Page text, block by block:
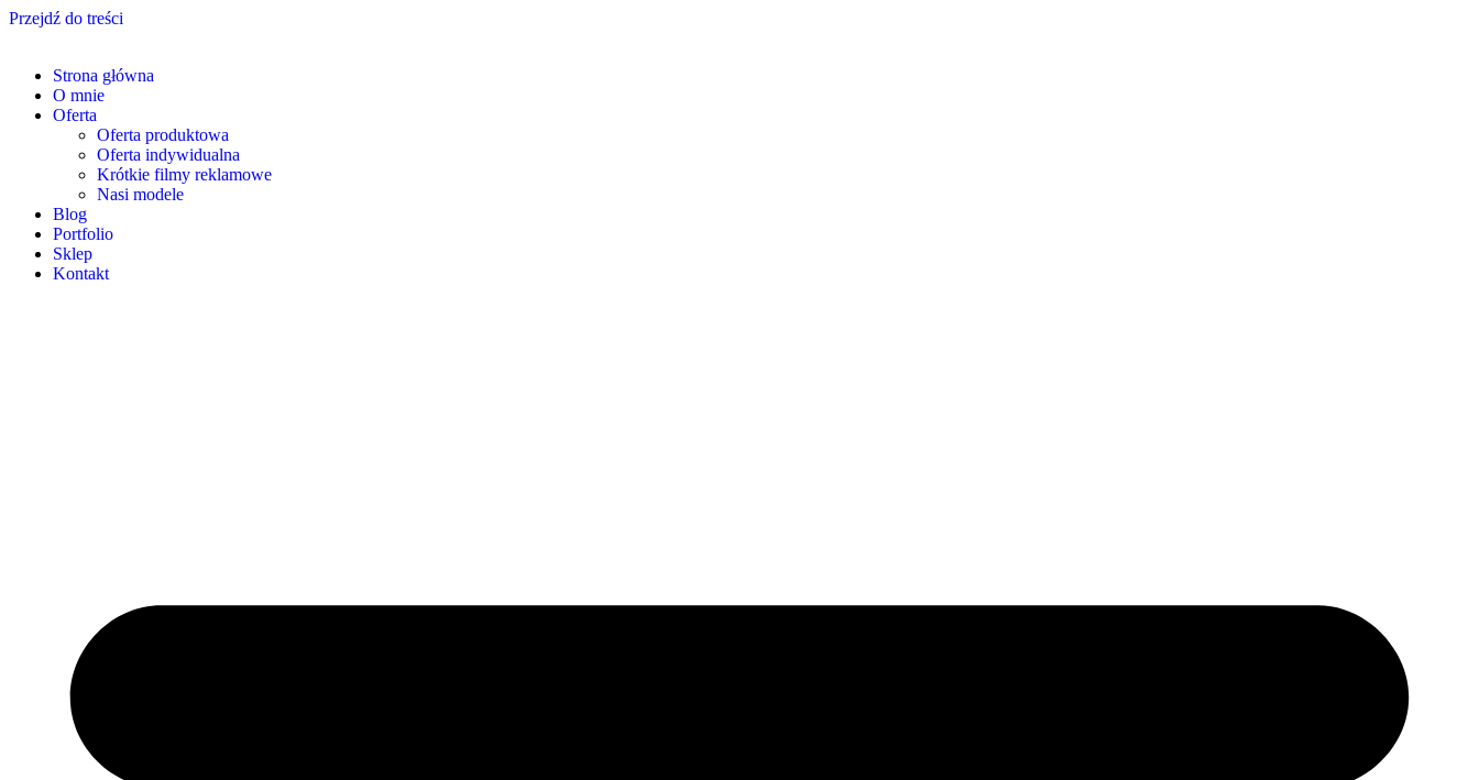
Przejdź do treści
Strona główna
O mnie
Oferta
Oferta produktowa
Oferta indywidualna
Krótkie filmy reklamowe
Nasi modele
Blog
Portfolio
Sklep
Kontakt